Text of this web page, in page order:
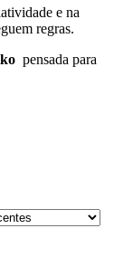
e na
regras.
pensada para